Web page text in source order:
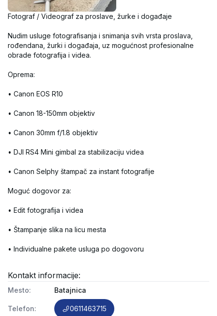
Fotograf / Videograf za proslave, žurke i događaje
Nudim usluge fotografisanja i snimanja svih vrsta proslava,
rođendana, žurki i događaja, uz mogućnost profesionalne
obrade fotografija i videa.
Oprema:
• Canon EOS R10
• Canon 18-150mm objektiv
• Canon 30mm f/1.8 objektiv
• DJI RS4 Mini gimbal za stabilizaciju videa
• Canon Selphy štampač za instant fotografije
Moguć dogovor za:
• Edit fotografija i videa
• Štampanje slika na licu mesta
Kontakt informacije:
Mesto: Batajnica
Telefon: 0611463715